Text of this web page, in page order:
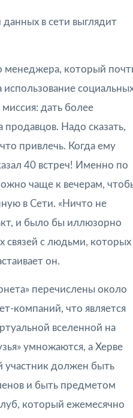
в сети выглядит
менеджера, который
использование
дать более
Надо сказать,
привлечь. Когда ему
40 встреч! Именно по
чаще к вечерам,
в Сети. «Ничто не
и было бы иллюзорно
связей с людьми, которых
он.
перечислены около
компаний, что является
вселенной на
умножаются, а Херве
участник должен быть
и быть предметом
который ежемесячно